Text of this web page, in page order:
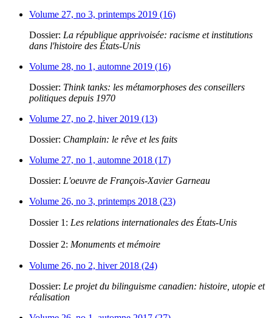
Volume 27, no 3, printemps 2019 (16)
Dossier: La république apprivoisée: racisme et institutions
dans l'histoire des États-Unis
Volume 28, no 1, automne 2019 (16)
Dossier: Think tanks: les métamorphoses des conseillers
politiques depuis 1970
Volume 27, no 2, hiver 2019 (13)
Dossier: Champlain: le rêve et les faits
Volume 27, no 1, automne 2018 (17)
Dossier: L'oeuvre de François-Xavier Garneau
Volume 26, no 3, printemps 2018 (23)
Dossier 1: Les relations internationales des États-Unis
Dossier 2: Monuments et mémoire
Volume 26, no 2, hiver 2018 (24)
Dossier: Le projet du bilinguisme canadien: histoire, utopie et
réalisation